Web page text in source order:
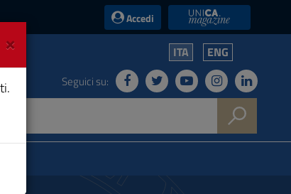
Accedi UniCA News
ITA ENG
Seguici su:
×